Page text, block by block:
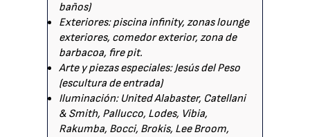
baños)
Exteriores: piscina infinity, zonas lounge
exteriores, comedor exterior, zona de
barbacoa, fire pit.
Arte y piezas especiales: Jesús del Peso
(escultura de entrada)
Iluminación: United Alabaster, Catellani
& Smith, Pallucco, Lodes, Vibia,
Rakumba, Bocci, Brokis, Lee Broom,